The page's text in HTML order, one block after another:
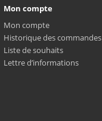
Mon compte
Mon compte
Historique des commandes
Liste de souhaits
Lettre d’informations